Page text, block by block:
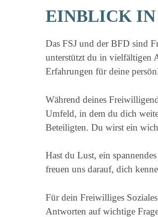
EINBLICK IN
Das FSJ und der BFD sind
unterstützt du in vielfältigen
Erfahrungen für deine
Während deines
Umfeld, in dem du dich
Beteiligten. Du wirst ein
Hast du Lust, ein
freuen uns darauf, dich
Für dein Freiwilliges
Antworten auf wichtige